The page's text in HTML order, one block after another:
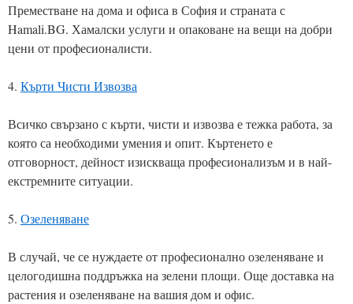
Преместване на дома и офиса в София и страната с
Hamali.BG. Хамалски услуги и опаковане на вещи на добри
цени от професионалисти.
4. Кърти Чисти Извозва
Всичко свързано с кърти, чисти и извозва е тежка работа, за
която са необходими умения и опит. Къртенето е
отговорност, дейност изискваща професионализъм и в най-
екстремните ситуации.
5. Озеленяване
В случай, че се нуждаете от професионално озеленяване и
целогодишна поддръжка на зелени площи. Още доставка на
растения и озеленяване на вашия дом и офис.